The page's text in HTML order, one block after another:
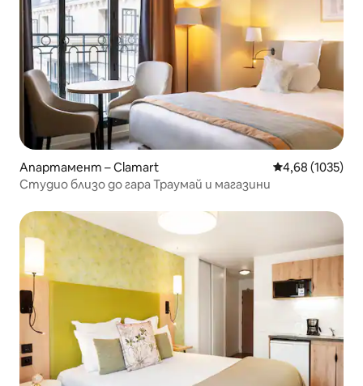
Апартамент – Clamart Средна
4,68 (1035)
Студио близо до гара Траумай и магазини